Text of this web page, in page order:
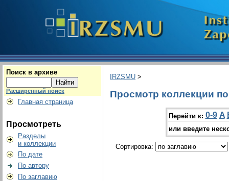
Поиск в архиве
Расширенный поиск
Главная страница
Просмотреть
Разделы
и коллекции
По дате
По автору
По заглавию
IRZSMU >
Просмотр коллекции
Перейти к: 0-9 A
или введите
Сортировка: